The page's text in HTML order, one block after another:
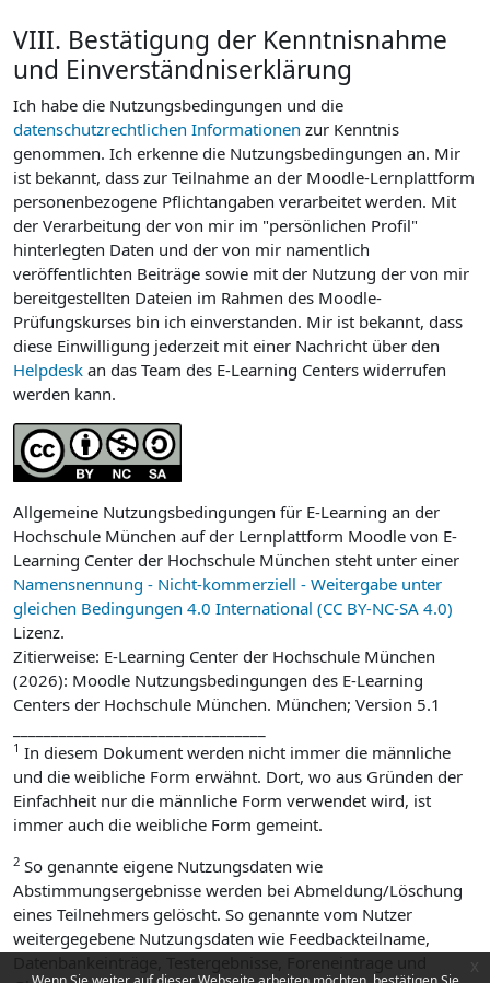
VIII. Bestätigung der Kenntnisnahme
und Einverständniserklärung
Ich habe die Nutzungsbedingungen und die
datenschutzrechtlichen Informationen zur Kenntnis
genommen. Ich erkenne die Nutzungsbedingungen an. Mir
ist bekannt, dass zur Teilnahme an der Moodle-Lernplattform
personenbezogene Pflichtangaben verarbeitet werden. Mit
der Verarbeitung der von mir im "persönlichen Profil"
hinterlegten Daten und der von mir namentlich
veröffentlichten Beiträge sowie mit der Nutzung der von mir
bereitgestellten Dateien im Rahmen des Moodle-
Prüfungskurses bin ich einverstanden. Mir ist bekannt, dass
diese Einwilligung jederzeit mit einer Nachricht über den
Helpdesk an das Team des E-Learning Centers widerrufen
werden kann.
Allgemeine Nutzungsbedingungen für E-Learning an der
Hochschule München auf der Lernplattform Moodle von E-
Learning Center der Hochschule München steht unter einer
Namensnennung - Nicht-kommerziell - Weitergabe unter
gleichen Bedingungen 4.0 International (CC BY-NC-SA 4.0)
Lizenz.
Zitierweise: E-Learning Center der Hochschule München
(2026): Moodle Nutzungsbedingungen des E-Learning
Centers der Hochschule München. München; Version 5.1
1 In diesem Dokument werden nicht immer die männliche
und die weibliche Form erwähnt. Dort, wo aus Gründen der
Einfachheit nur die männliche Form verwendet wird, ist
immer auch die weibliche Form gemeint.
2 So genannte eigene Nutzungsdaten wie
Abstimmungsergebnisse werden bei Abmeldung/Löschung
eines Teilnehmers gelöscht. So genannte vom Nutzer
weitergegebene Nutzungsdaten wie Feedbackteilname,